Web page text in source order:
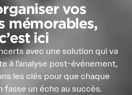
vos
mémorables,
ici
avec une solution qui va
à l'analyse post-événement,
les clés pour que chaque
fasse un écho au succès.